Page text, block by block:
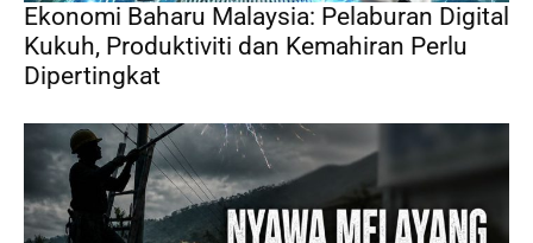
Ekonomi Baharu Malaysia: Pelaburan Digital
Kukuh, Produktiviti dan Kemahiran Perlu
Dipertingkat